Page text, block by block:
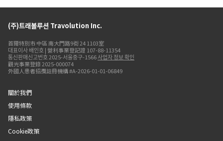
(주)트래볼루션 Travolution Inc.
首爾特別市 中區 南大門路9街 24 1103室
대표이사 배인호 | 營利事業登記證 107-88-11354
통신판매신고번호 2025-서울중구-1566사업자 정보 확인
觀光事業登錄 2025-000074
外國人患者招攬註冊機構 #A-2026-01-01-06849
關於我們
使用條款
隱私政策
Cookie政策